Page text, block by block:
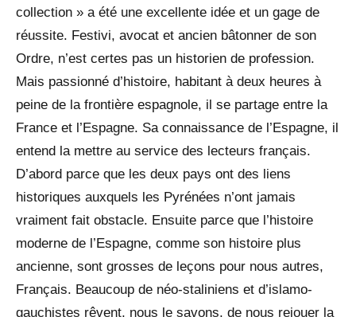
collection » a été une excellente idée et un gage de
réussite. Festivi, avocat et ancien bâtonner de son
Ordre, n’est certes pas un historien de profession.
Mais passionné d’histoire, habitant à deux heures à
peine de la frontière espagnole, il se partage entre la
France et l’Espagne. Sa connaissance de l’Espagne, il
entend la mettre au service des lecteurs français.
D’abord parce que les deux pays ont des liens
historiques auxquels les Pyrénées n’ont jamais
vraiment fait obstacle. Ensuite parce que l’histoire
moderne de l’Espagne, comme son histoire plus
ancienne, sont grosses de leçons pour nous autres,
Français. Beaucoup de néo-staliniens et d’islamo-
gauchistes rêvent, nous le savons, de nous rejouer la